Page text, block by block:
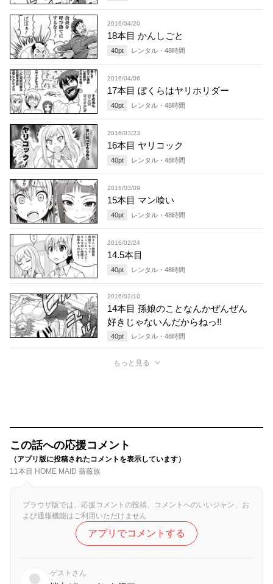
2016/04/20
18本目 かんしごと
40pt レンタル・ 48時間
2016/04/06
17本目 ぼくらはヤリホリダー
40pt レンタル・ 48時間
2016/03/23
16本目 ヤリコック
40pt レンタル・ 48時間
2016/03/09
15本目 マン喰い
40pt レンタル・ 48時間
2016/02/24
14.5本目
40pt レンタル・ 48時間
2016/02/10
14本目 孫娘のことなんかぜんぜん
好きじゃないんだからねっ!!
40pt レンタル・ 48時間
もっと見る
この話への応援コメント
（アプリ版に投稿されたコメントを表示しています）
11本目 HOME MAID 薔薇族
ブラウザ版では、応援コメントの投稿、コメントへのいいジャン、お
よび通報機能はご利用いただけません
アプリでコメントする
ゲストさん